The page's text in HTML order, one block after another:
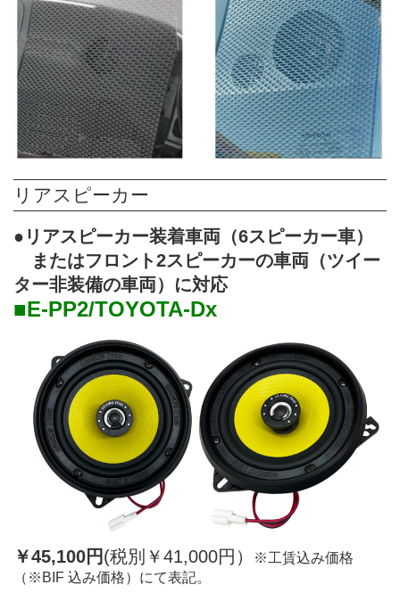
リアスピーカー
●リアスピーカー装着車両（6スピーカー車）
またはフロント2スピーカーの車両（ツイー
ター非装備の車両）に対応
■E-PP2/TOYOTA-Dx
￥45,100円(税別￥41,000円）
※工賃込み価格
（※BIF 込み価格）にて表記。